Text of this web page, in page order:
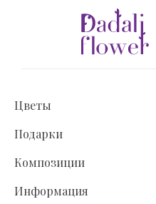
Цветы
Подарки
Композиции
Информация